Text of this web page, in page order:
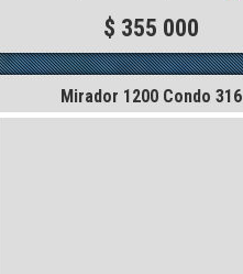
$ 355 000
Mirador 1200 Condo 316